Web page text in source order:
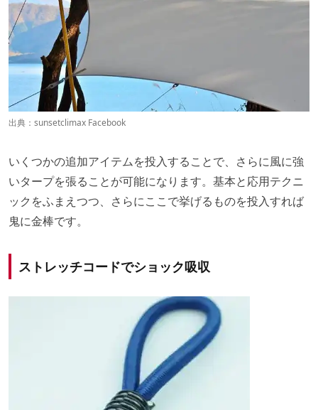
出典： sunsetclimax Facebook
いくつかの追加アイテムを投入することで、さらに風に強
いタープを張ることが可能になります。基本と応用テクニ
ックをふまえつつ、さらにここで挙げるものを投入すれば
鬼に金棒です。
ストレッチコードでショック吸収